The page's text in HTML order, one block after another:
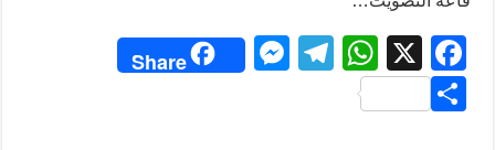
F
a
c
X
W
T
M
Share